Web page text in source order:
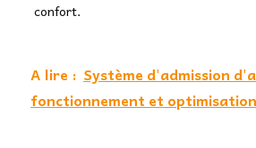
confort.
A lire : Système d'admission
fonctionnement et optimisation